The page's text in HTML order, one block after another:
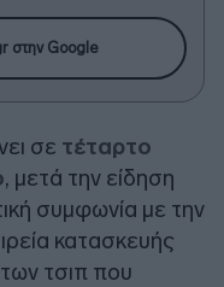
στην Google
σε τέταρτο
, μετά την είδηση
συμφωνία με την
κατασκευής
τσιπ που